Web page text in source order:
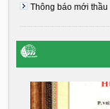
Thông báo mới thầu